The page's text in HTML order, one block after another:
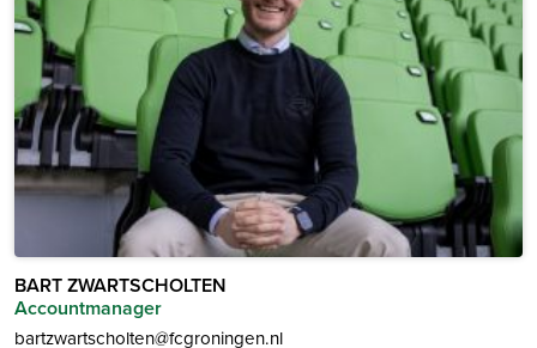
BART ZWARTSCHOLTEN
Accountmanager
bartzwartscholten@fcgroningen.nl